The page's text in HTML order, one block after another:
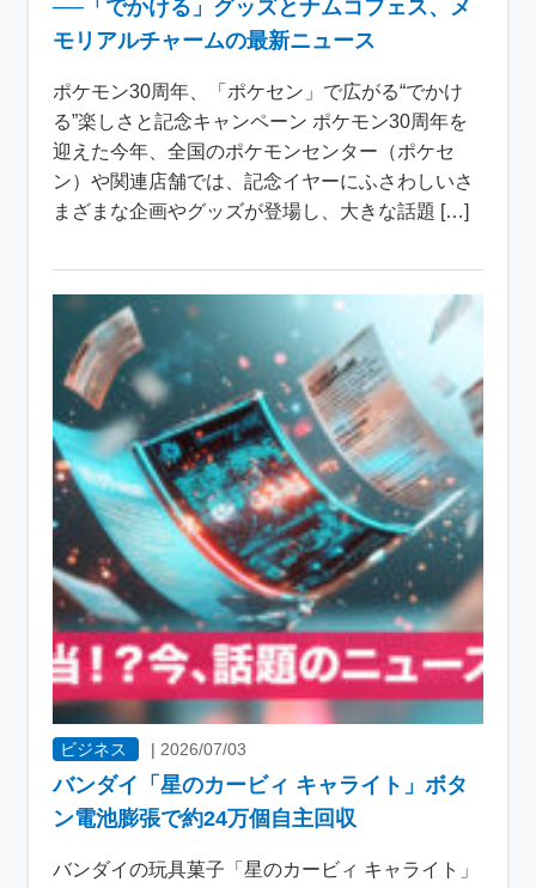
──「でかける」グッズとナムコフェス、メ
モリアルチャームの最新ニュース
ポケモン30周年、「ポケセン」で広がる“でかけ
る”楽しさと記念キャンペーン ポケモン30周年を
迎えた今年、全国のポケモンセンター（ポケセ
ン）や関連店舗では、記念イヤーにふさわしいさ
まざまな企画やグッズが登場し、大きな話題 […]
ビジネス | 2026/07/03
バンダイ「星のカービィ キャライト」ボタ
ン電池膨張で約24万個自主回収
バンダイの玩具菓子「星のカービィ キャライト」